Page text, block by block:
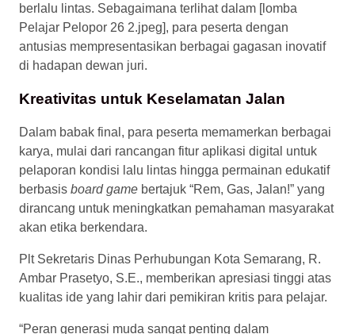
berlalu lintas. Sebagaimana terlihat dalam [lomba
Pelajar Pelopor 26 2.jpeg], para peserta dengan
antusias mempresentasikan berbagai gagasan inovatif
di hadapan dewan juri.
Kreativitas untuk Keselamatan Jalan
Dalam babak final, para peserta memamerkan berbagai
karya, mulai dari rancangan fitur aplikasi digital untuk
pelaporan kondisi lalu lintas hingga permainan edukatif
berbasis board game bertajuk “Rem, Gas, Jalan!” yang
dirancang untuk meningkatkan pemahaman masyarakat
akan etika berkendara.
Plt Sekretaris Dinas Perhubungan Kota Semarang, R.
Ambar Prasetyo, S.E., memberikan apresiasi tinggi atas
kualitas ide yang lahir dari pemikiran kritis para pelajar.
“Peran generasi muda sangat penting dalam